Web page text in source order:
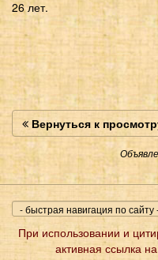
26 лет.
Вернуться к
При использовании и
активная ссылка на